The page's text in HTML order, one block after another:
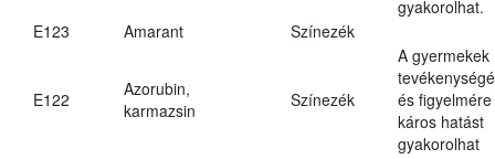
gyakorolhat.
E123
Amarant Színezék
E122
Azorubin,
karmazsin
Színezék
A gyermekek
és figyelmére
káros hatást
gyakorolhat